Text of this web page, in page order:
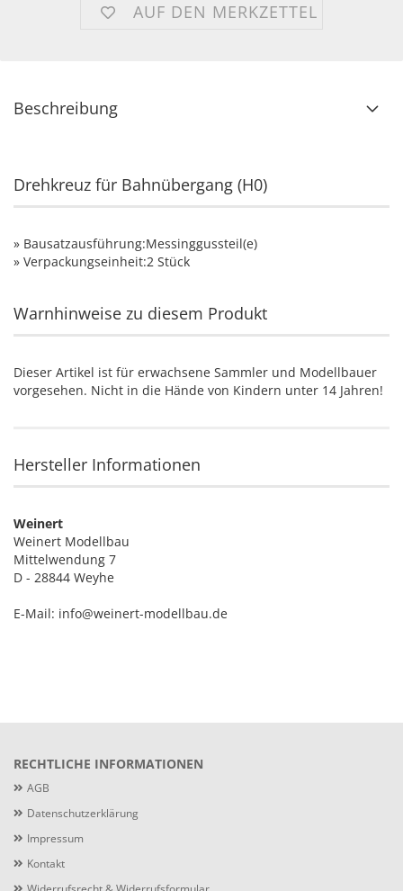
AUF DEN MERKZETTEL
Beschreibung
Drehkreuz für Bahnübergang (H0)
» Bausatzausführung:Messinggussteil(e)
» Verpackungseinheit:2 Stück
Warnhinweise zu diesem Produkt
Dieser Artikel ist für erwachsene Sammler und Modellbauer
vorgesehen. Nicht in die Hände von Kindern unter 14 Jahren!
Hersteller Informationen
Weinert
Weinert Modellbau
Mittelwendung 7
D - 28844 Weyhe
E-Mail: info@weinert-modellbau.de
RECHTLICHE INFORMATIONEN
AGB
Datenschutzerklärung
Impressum
Kontakt